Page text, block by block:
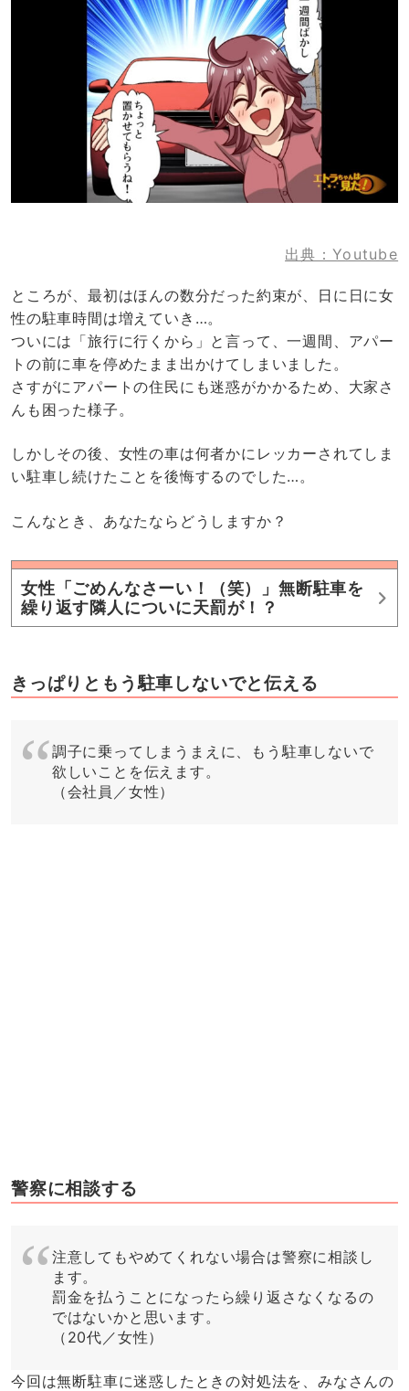
出典：Youtube
ところが、最初はほんの数分だった約束が、日に日に女
性の駐車時間は増えていき…。
ついには「旅行に行くから」と言って、一週間、アパー
トの前に車を停めたまま出かけてしまいました。
さすがにアパートの住民にも迷惑がかかるため、大家さ
んも困った様子。
しかしその後、女性の車は何者かにレッカーされてしま
い駐車し続けたことを後悔するのでした…。
こんなとき、あなたならどうしますか？
女性「ごめんなさーい！（笑）」無断駐車を
繰り返す隣人についに天罰が！？
きっぱりともう駐車しないでと伝える
調子に乗ってしまうまえに、もう駐車しないで
欲しいことを伝えます。
（会社員／女性）
警察に相談する
注意してもやめてくれない場合は警察に相談し
ます。
罰金を払うことになったら繰り返さなくなるの
ではないかと思います。
（20代／女性）
今回は無断駐車に迷惑したときの対処法を、みなさんの